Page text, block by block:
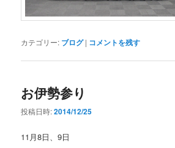
カテゴリー: ブログ | コメントを残す
お伊勢参り
投稿日時:2014/12/25
11月8日、9日